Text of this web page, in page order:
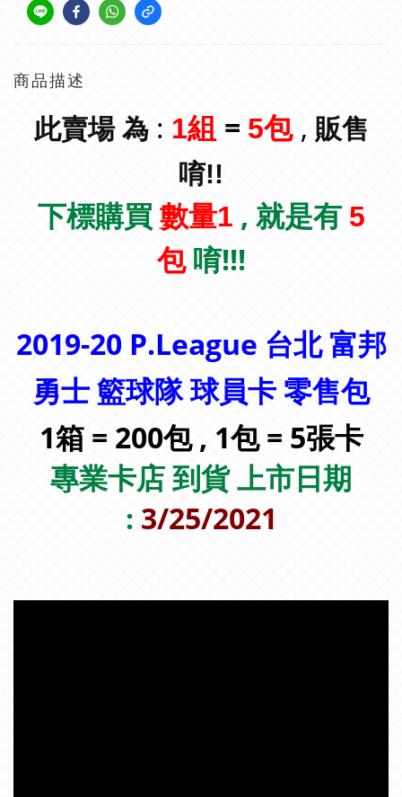
商品描述
此賣場 為: 1組 = 5包 , 販售
唷!!
下標購買 數量1 , 就是有 5
包唷!!!
2019-20 P.League 台北 富邦
勇士 籃球隊 球員卡零售包
1箱 = 200包 , 1包 = 5張卡
專業卡店 到貨 上市日期
: 3/25/2021